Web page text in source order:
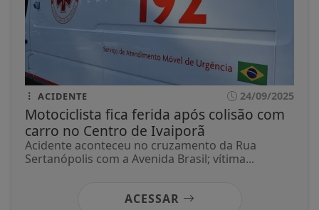
ACIDENTE 24/09/2025
Motociclista fica ferida após colisão com
carro no Centro de Ivaiporã
Acidente aconteceu no cruzamento da Rua
Sertanópolis com a Avenida Brasil; vítima...
ACESSAR